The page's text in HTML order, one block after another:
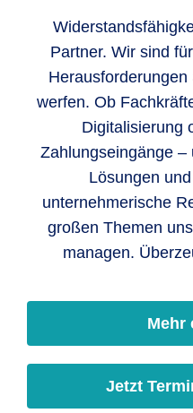
Partner. Wir sind
werfen. Ob
Digitalisierung
Zahlungseingänge –
Lösungen
unternehmerische
großen Themen
managen.
Mehr
Jetzt